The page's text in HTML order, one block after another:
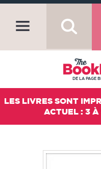
DE LA PAGE
LES LIVRES SONT
ACTUEL : 3